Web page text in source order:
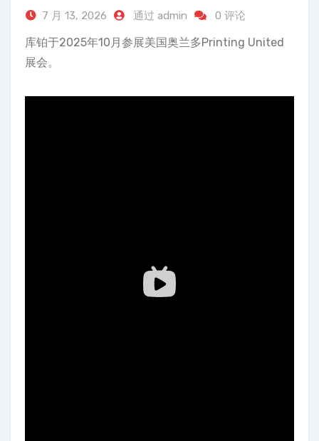
7 月 13, 2026 通过 admin 0 评论
库铂于2025年10月参展美国奥兰多Printing United
展会。